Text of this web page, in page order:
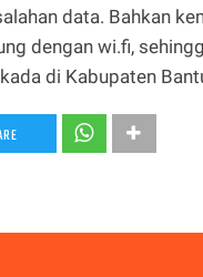
data. Bahkan
dengan wi.fi,
di Kabupaten